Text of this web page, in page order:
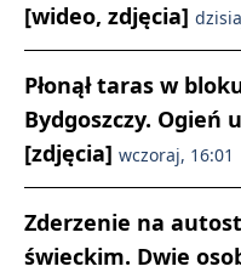
[wideo, zdjęcia]
Płonął taras w
Bydgoszczy.
[zdjęcia] wczoraj, 16:01
Zderzenie na
świeckim. Dwie